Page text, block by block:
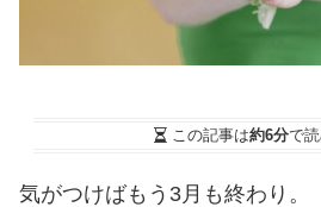
この記事は約6分で読
気がつけばもう3月も終わり。